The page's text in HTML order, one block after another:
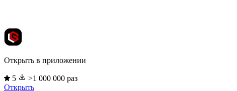
Открыть в приложении
5
>1 000 000 раз
Открыть